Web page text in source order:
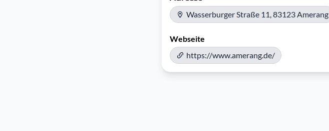
Wasserburger Straße 11, 83123 Amerang
Webseite
https://www.amerang.de/